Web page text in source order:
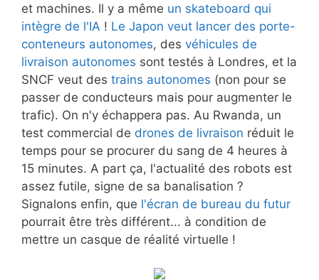
et machines. Il y a même un skateboard qui
intègre de l'IA ! Le Japon veut lancer des porte-
conteneurs autonomes, des véhicules de
livraison autonomes sont testés à Londres, et la
SNCF veut des trains autonomes (non pour se
passer de conducteurs mais pour augmenter le
trafic). On n'y échappera pas. Au Rwanda, un
test commercial de drones de livraison réduit le
temps pour se procurer du sang de 4 heures à
15 minutes. A part ça, l'actualité des robots est
assez futile, signe de sa banalisation ?
Signalons enfin, que l'écran de bureau du futur
pourrait être très différent... à condition de
mettre un casque de réalité virtuelle !